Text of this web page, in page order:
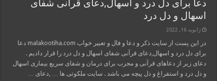
دعا برای دل درد و اسهال,دعای قرآنی شفای
اسهال و دل درد
ژانویه 16, 2022
در این پست از سایت ذکر و دعا و فال و تعبیر خواب malakootiha.com دعا
برای دل درد و اسهال,دعای قرآنی شفای اسهال و دل درد را قرار دادیم .
دعای زیر از دعاهای قرآنی و مجرب برای درمان و شفای سریع بیماری اسهال
و دل درد و استفراغ و دل پیچه می باشد . سایت ملکوتی ها … ,دعای …